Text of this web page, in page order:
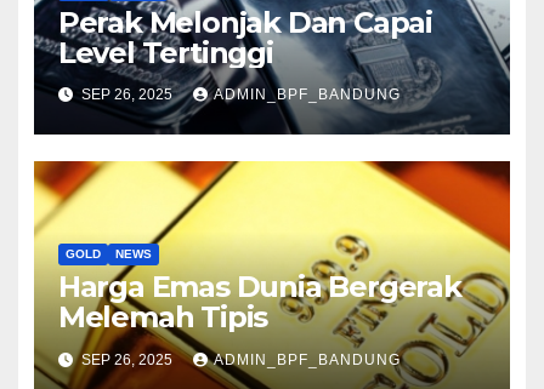
Perak Melonjak Dan Capai
Level Tertinggi
SEP 26, 2025 ADMIN_BPF_BANDUNG
GOLD NEWS
Harga Emas Dunia Bergerak
Melemah Tipis
SEP 26, 2025 ADMIN_BPF_BANDUNG